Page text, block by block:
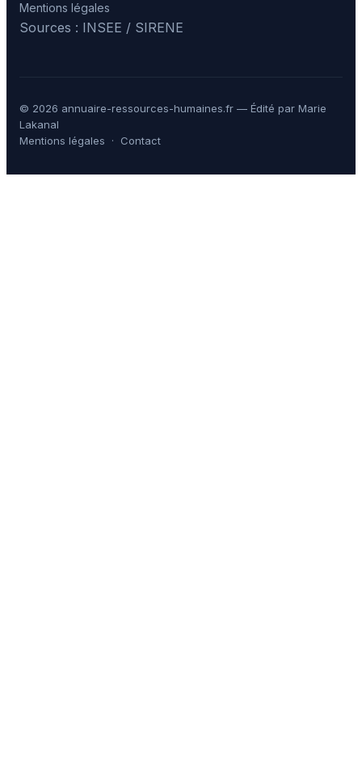
Mentions légales
Sources : INSEE / SIRENE
© 2026 annuaire-ressources-humaines.fr — Édité par Marie
Lakanal
Mentions légales · Contact